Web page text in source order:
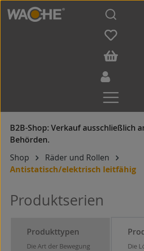
Zum Hauptinhalt springen
Shop
Räder und Rollen
Antistatisch/elektrisch leitfähig
Produktserien
Produkttypen
Die Art der Bewegung
Die